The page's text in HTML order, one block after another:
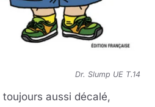
Dr. Slump UE T.14
aussi décalé,